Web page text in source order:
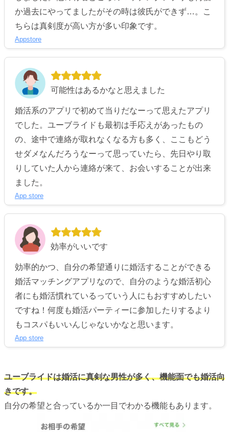
か過去にやってましたがその時は彼氏ができず…。こ
ちらは真剣度が高い方が多い印象です。
Appstore
可能性はあるかなと思えました
婚活系のアプリで初めて当りだなーって思えたアプリ
でした。ユーブライドも最初は手応えがあったもの
の、途中で連絡が取れなくなる方も多く、ここもどう
せダメなんだろうなーって思っていたら、先日やり取
りしていた人から連絡が来て、お会いすることが出来
ました。
App store
効率がいいです
効率的かつ、自分の希望通りに婚活することができる
婚活マッチングアプリなので、自分のような婚活初心
者にも婚活慣れているっていう人にもおすすめしたい
ですね！何度も婚活パーティーに参加したりするより
もコスパもいいんじゃないかなと思います。
App store
ユーブライドは婚活に真剣な男性が多く、機能面でも婚活向
きです。
自分の希望と合っているか一目でわかる機能もあります。